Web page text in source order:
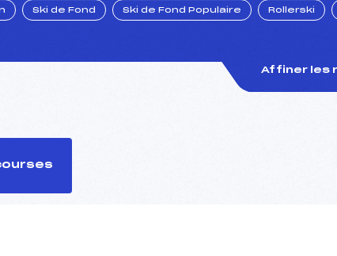
Ski de Fond Ski de Fond Populaire Rollerski
Affiner les